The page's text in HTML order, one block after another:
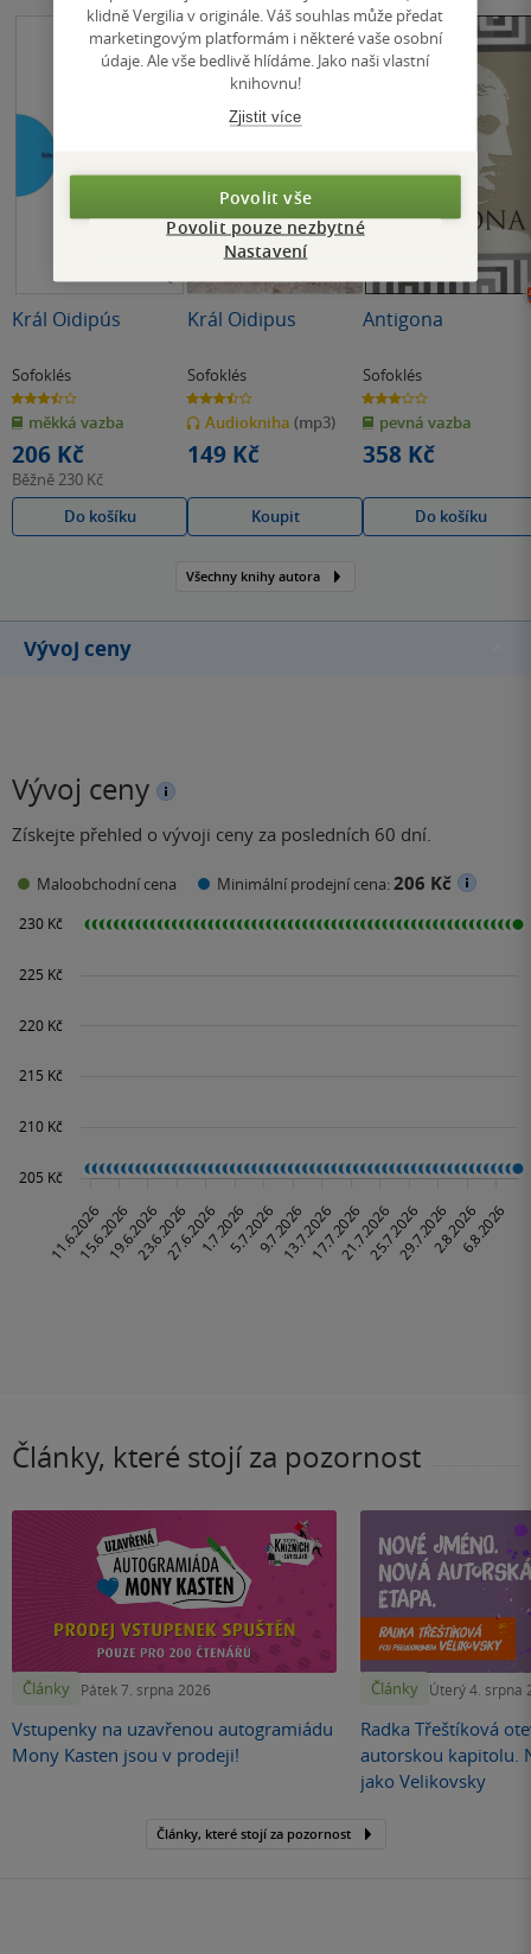
Král Oidipús
Sofoklés
3.5
z
5
hvězdiček
měkká vazba
206 Kč
Běžně230 Kč
Do košíku
Král Oidipus
Sofoklés
3.5
z
5
hvězdiček
Audiokniha (mp3)
149 Kč
Koupit
Antigona
Sofoklés
2.9
z
5
hvězdiček
pevná vazba
358 Kč
Do košíku
Všechny knihy autora
Vývoj ceny
Vývoj ceny
Získejte přehled o vývoji ceny za posledních 60 dní.
Maloobchodní cena Minimální prodejní cena:206 Kč
Články, které stojí za pozornost
Články Pátek 7. srpna 2026
Vstupenky na uzavřenou autogramiádu
Mony Kasten jsou v prodeji!
Články Úterý 4. srpna
Radka Třeštíková
autorskou kapitolu.
jako Velikovsky
Články, které stojí za pozornost
klidně Vergilia v originále. Váš souhlas může předat
marketingovým platformám i některé vaše osobní
údaje. Ale vše bedlivě hlídáme. Jako naši vlastní
knihovnu!
Zjistit více
Povolit vše
Povolit pouze nezbytné
Nastavení